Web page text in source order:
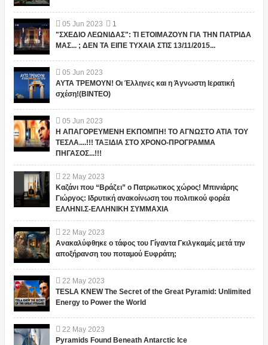
05 Jun 2023
1
"ΣΧΕΔΙΟ ΛΕΩΝΙΔΑΣ": ΤΙ ΕΤΟΙΜΑΖΟΥΝ ΓΙΑ ΤΗΝ ΠΑΤΡΙΔΑ
ΜΑΣ... ; ΔΕΝ ΤΑ ΕΙΠΕ ΤΥΧΑΙΑ ΣΤΙΣ 13/11/2015...
05 Jun 2023
ΑΥΤΑ ΤΡΕΜΟΥΝ! Οι Έλληνες και η Άγνωστη Ιερατική
σχέση!(ΒΙΝΤΕΟ)
05 Jun 2023
Η ΑΠΑΓΟΡΕΥΜΕΝΗ ΕΚΠΟΜΠΗ! ΤΟ ΑΓΝΩΣΤΟ ΑΤΙΑ ΤΟΥ
ΤΕΣΛΑ....!!! ΤΑΞΙΔΙΑ ΣΤΟ ΧΡΟΝΟ-ΠΡΟΓΡΑΜΜΑ
ΠΗΓΑΣΟΣ...!!!
22 May 2023
Καζάνι που “Βράζει” ο Πατριωτικος χώρος! Μπινιάρης
Γιώργος: Ιδρυτική ανακοίνωση του πολιτικού φορέα
ΕΛΛΗΝΙ.Σ-ΕΛΛΗΝΙΚΗ ΣΥΜΜΑΧΙΑ
22 May 2023
Ανακαλύφθηκε ο τάφος του Γίγαντα Γκιλγκαμές μετά την
αποξήρανση του ποταμού Ευφράτη;
22 May 2023
TESLA KNEW The Secret of the Great Pyramid: Unlimited
Energy to Power the World
22 May 2023
Pyramids Found Beneath Antarctic Ice